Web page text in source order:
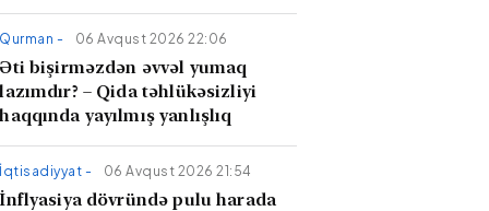
Qurman - 06 Avqust 2026 22:06
Əti bişirməzdən əvvəl yumaq
lazımdır? – Qida təhlükəsizliyi
haqqında yayılmış yanlışlıq
İqtisadiyyat - 06 Avqust 2026 21:54
İnflyasiya dövründə pulu harada